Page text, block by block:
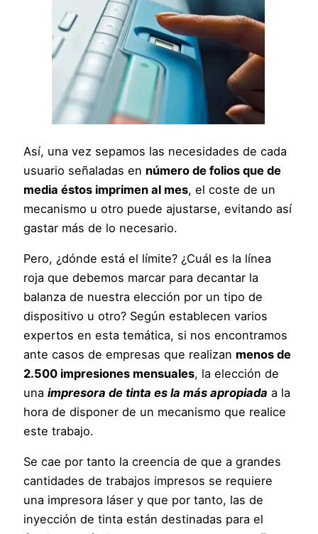
Así, una vez sepamos las necesidades de cada
usuario señaladas en número de folios que de
media éstos imprimen al mes, el coste de un
mecanismo u otro puede ajustarse, evitando así
gastar más de lo necesario.
Pero, ¿dónde está el límite? ¿Cuál es la línea
roja que debemos marcar para decantar la
balanza de nuestra elección por un tipo de
dispositivo u otro? Según establecen varios
expertos en esta temática, si nos encontramos
ante casos de empresas que realizan menos de
2.500 impresiones mensuales, la elección de
unaimpresora de tinta es la más apropiada a la
hora de disponer de un mecanismo que realice
este trabajo.
Se cae por tanto la creencia de que a grandes
cantidades de trabajos impresos se requiere
una impresora láser y que por tanto, las de
inyección de tinta están destinadas para el